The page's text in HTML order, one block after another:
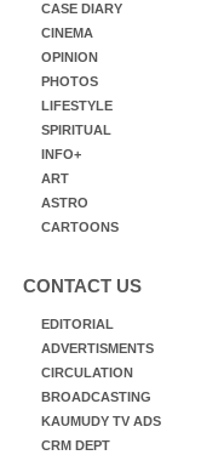
CASE DIARY
CINEMA
OPINION
PHOTOS
LIFESTYLE
SPIRITUAL
INFO+
ART
ASTRO
CARTOONS
CONTACT US
EDITORIAL
ADVERTISMENTS
CIRCULATION
BROADCASTING
KAUMUDY TV ADS
CRM DEPT